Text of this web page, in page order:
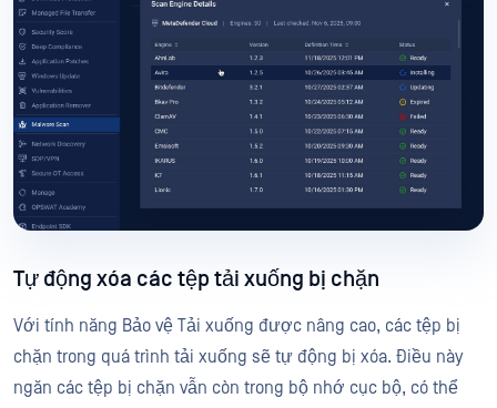
Tự động xóa các tệp tải xuống bị chặn
Với tính năng Bảo vệ Tải xuống được nâng cao, các tệp bị
chặn trong quá trình tải xuống sẽ tự động bị xóa. Điều này
ngăn các tệp bị chặn vẫn còn trong bộ nhớ cục bộ, có thể